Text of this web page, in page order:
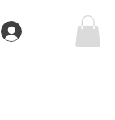
Iniciar sesión